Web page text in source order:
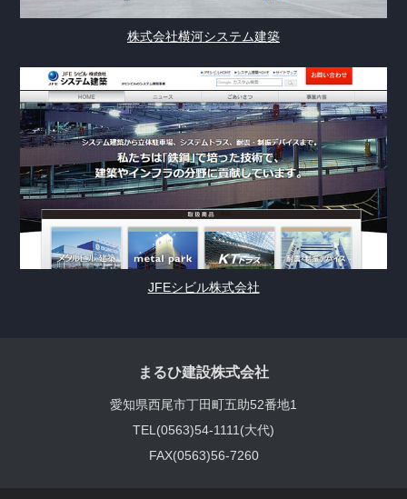
株式会社横河システム建築
JFEシビル株式会社
まるひ建設株式会社
愛知県西尾市丁田町五助52番地1
TEL(0563)54-1111(大代)
FAX(0563)56-7260